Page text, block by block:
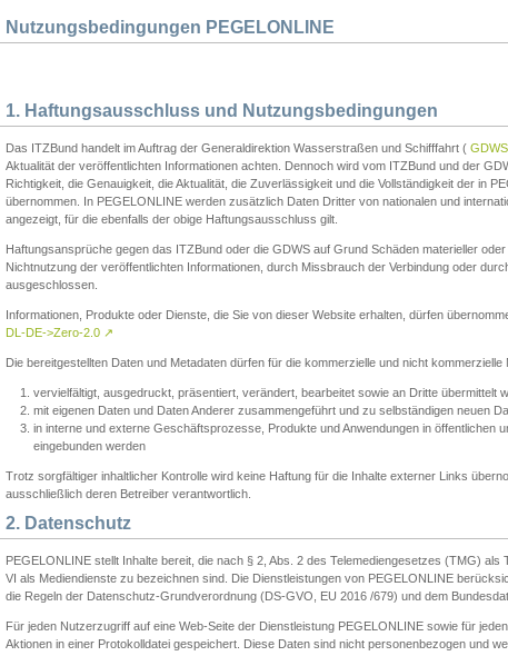
Nutzungsbedingungen PEGELONLINE
1. Haftungsausschluss und Nutzungsbedingungen
Das ITZBund handelt im Auftrag der Generaldirektion Wasserstraßen und Schifffahrt ( GDWS
Aktualität der veröffentlichten Informationen achten. Dennoch wird vom ITZBund und der
Richtigkeit, die Genauigkeit, die Aktualität, die Zuverlässigkeit und die Vollständigkeit der in
übernommen. In PEGELONLINE werden zusätzlich Daten Dritter von nationalen und
angezeigt, für die ebenfalls der obige Haftungsausschluss gilt.
Haftungsansprüche gegen das ITZBund oder die GDWS auf Grund Schäden materieller
Nichtnutzung der veröffentlichten Informationen, durch Missbrauch der Verbindung oder
ausgeschlossen.
Informationen, Produkte oder Dienste, die Sie von dieser Website erhalten, dürfen
DL-DE->Zero-2.0 ↗
Die bereitgestellten Daten und Metadaten dürfen für die kommerzielle und nicht
vervielfältigt, ausgedruckt, präsentiert, verändert, bearbeitet sowie an Dritte übermittelt
mit eigenen Daten und Daten Anderer zusammengeführt und zu selbständigen neuen
in interne und externe Geschäftsprozesse, Produkte und Anwendungen in öffentlichen
eingebunden werden
Trotz sorgfältiger inhaltlicher Kontrolle wird keine Haftung für die Inhalte externer Links
ausschließlich deren Betreiber verantwortlich.
2. Datenschutz
PEGELONLINE stellt Inhalte bereit, die nach § 2, Abs. 2 des Telemediengesetzes (TMG)
VI als Mediendienste zu bezeichnen sind. Die Dienstleistungen von PEGELONLINE
die Regeln der Datenschutz-Grundverordnung (DS-GVO, EU 2016 /679) und dem
Für jeden Nutzerzugriff auf eine Web-Seite der Dienstleistung PEGELONLINE sowie für
Aktionen in einer Protokolldatei gespeichert. Diese Daten sind nicht personenbezogen und